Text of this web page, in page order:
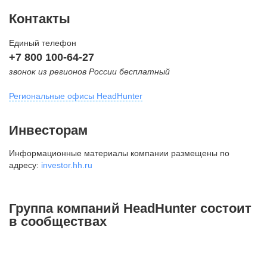
Контакты
Единый телефон
+7 800 100-64-27
звонок из регионов России бесплатный
Региональные офисы HeadHunter
внутригородская территория
Муниципальный округ Тверской,
2-я Брестская ул., д. 48,
+7 495 980-64-27
Инвесторам
Информационные материалы компании размещены по
адресу: investor.hh.ru
Группа компаний HeadHunter состоит
в сообществах